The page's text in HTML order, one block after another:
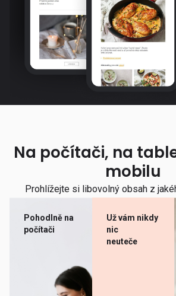
Na počítači, na
mobilu
Prohlížejte si libovolný obsah z
Pohodlně na
počítači
Už vám nikdy
nic
neuteče